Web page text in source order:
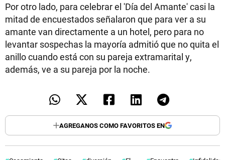
Por otro lado, para celebrar el 'Día del Amante' casi la
mitad de encuestados señalaron que para ver a su
amante van directamente a un hotel, pero para no
levantar sospechas la mayoría admitió que no quita el
anillo cuando está con su pareja extramarital y,
además, ve a su pareja por la noche.
AGREGANOS COMO FAVORITOS EN